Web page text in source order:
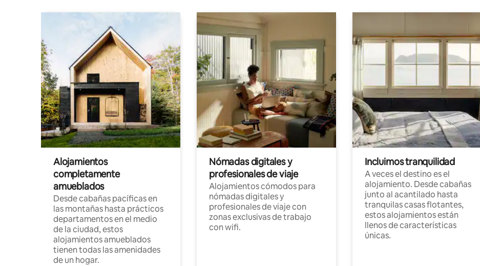
Alojamientos
completamente
amueblados
Desde cabañas pacíficas en
las montañas hasta prácticos
departamentos en el medio
de la ciudad, estos
alojamientos amueblados
tienen todas las amenidades
de un hogar.
Nómadas digitales y
profesionales de viaje
Alojamientos cómodos para
nómadas digitales y
profesionales de viaje con
zonas exclusivas de trabajo
con wifi.
Incluimos tranquilidad
A veces el destino es el
alojamiento. Desde cabañas
junto al acantilado hasta
tranquilas casas flotantes,
estos alojamientos están
llenos de características
únicas.